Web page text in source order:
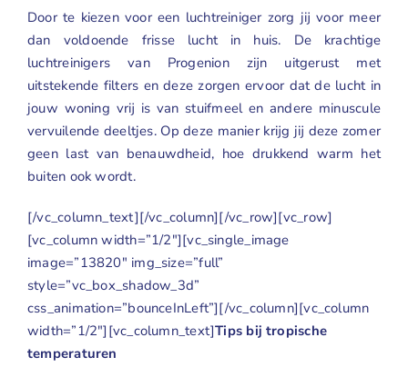
Door te kiezen voor een luchtreiniger zorg jij voor meer
dan voldoende frisse lucht in huis. De krachtige
luchtreinigers van Progenion zijn uitgerust met
uitstekende filters en deze zorgen ervoor dat de lucht in
jouw woning vrij is van stuifmeel en andere minuscule
vervuilende deeltjes. Op deze manier krijg jij deze zomer
geen last van benauwdheid, hoe drukkend warm het
buiten ook wordt.
[/vc_column_text][/vc_column][/vc_row][vc_row]
[vc_column width=”1/2″][vc_single_image
image=”13820″ img_size=”full”
style=”vc_box_shadow_3d”
css_animation=”bounceInLeft”][/vc_column][vc_column
width=”1/2″][vc_column_text]Tips bij tropische
temperaturen